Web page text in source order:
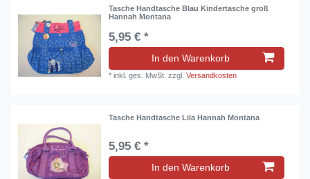
Tasche Handtasche Blau Kindertasche groß
Hannah Montana
5,95 € *
In den Warenkorb
*inkl. ges. MwSt. zzgl.Versandkosten
Tasche Handtasche Lila Hannah Montana
5,95 € *
In den Warenkorb